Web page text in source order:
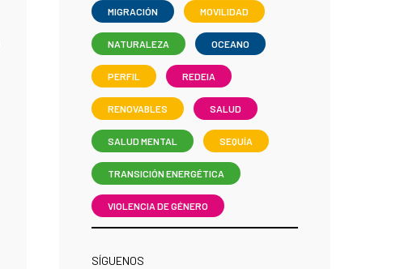
MIGRACIÓN MOVILIDAD
NATURALEZA OCEANO
PERFIL REDEIA
RENOVABLES SALUD
SALUD MENTAL SEQUÍA
TRANSICIÓN ENERGÉTICA
VIOLENCIA DE GÉNERO
SÍGUENOS